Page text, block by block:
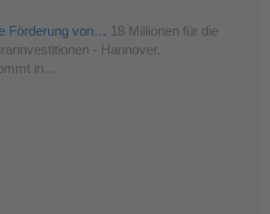
Förderung von… 18 Millionen für die
- Hannover.
in…